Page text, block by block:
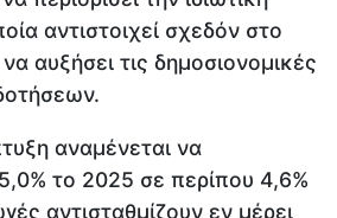
αντιστοιχεί σχεδόν στο
αυξήσει τις δημοσιονομικές
αναμένεται να
το 2025 σε περίπου 4,6%
αντισταθμίζουν εν μέρει